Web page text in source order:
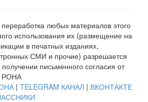
любых материалов этого
использования их (размещение на
в печатных изданиях,
СМИ и прочие) разрешается
письменного согласия от
РОНА
| TELEGRAM КАНАЛ | ВКОНТАКТЕ